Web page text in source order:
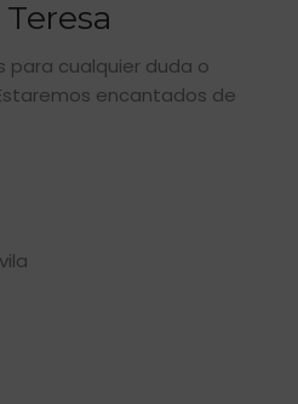
cualquier duda o
encantados de